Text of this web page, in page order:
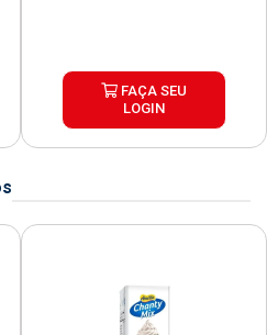
FAÇA SEU
LOGIN